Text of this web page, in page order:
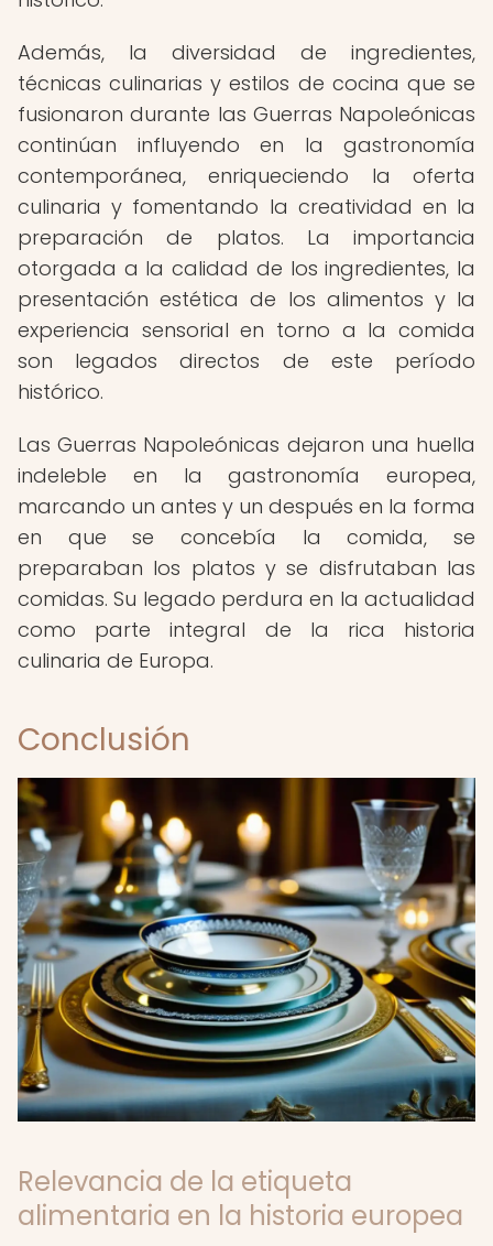
Además, la diversidad de ingredientes,
técnicas culinarias y estilos de cocina que se
fusionaron durante las Guerras Napoleónicas
continúan influyendo en la gastronomía
contemporánea, enriqueciendo la oferta
culinaria y fomentando la creatividad en la
preparación de platos. La importancia
otorgada a la calidad de los ingredientes, la
presentación estética de los alimentos y la
experiencia sensorial en torno a la comida
son legados directos de este período
histórico.
Las Guerras Napoleónicas dejaron una huella
indeleble en la gastronomía europea,
marcando un antes y un después en la forma
en que se concebía la comida, se
preparaban los platos y se disfrutaban las
comidas. Su legado perdura en la actualidad
como parte integral de la rica historia
culinaria de Europa.
Conclusión
Relevancia de la etiqueta
alimentaria en la historia europea